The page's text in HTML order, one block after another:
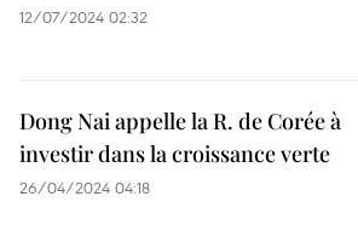
12/07/2024 02:32
Dong Nai appelle la R. de Corée à
investir dans la croissance verte
26/04/2024 04:18